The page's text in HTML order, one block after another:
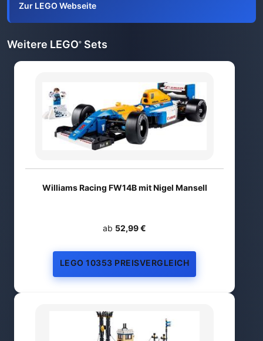
Zur LEGO Webseite
Weitere LEGO® Sets
Williams Racing FW14B mit Nigel Mansell
ab 52,99 €
LEGO 10353 PREISVERGLEICH